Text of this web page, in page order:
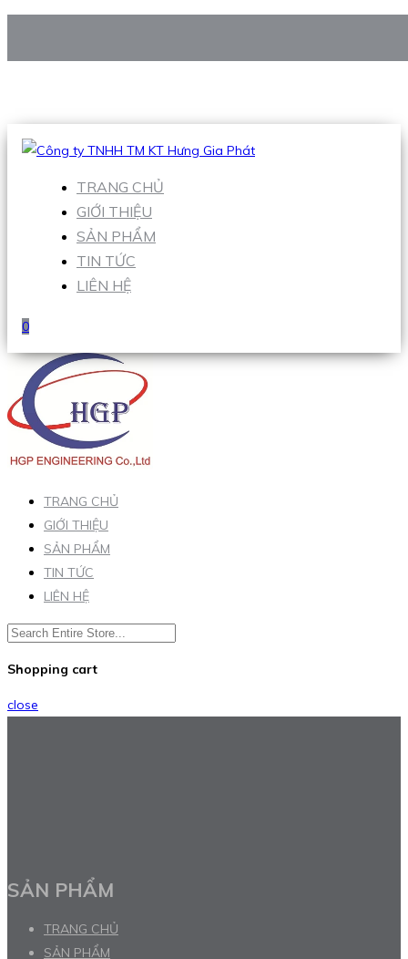
Hotline:0938 906 663
TRANG CHỦ
GIỚI THIỆU
SẢN PHẨM
TIN TỨC
LIÊN HỆ
0
TRANG CHỦ
GIỚI THIỆU
SẢN PHẨM
TIN TỨC
LIÊN HỆ
Shopping cart
close
SẢN PHẨM
TRANG CHỦ
SẢN PHẨM